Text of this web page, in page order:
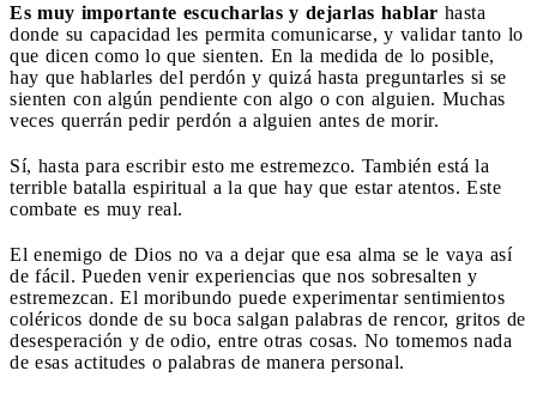
Es muy importante escucharlas y dejarlas hablar hasta
donde su capacidad les permita comunicarse, y validar tanto lo
que dicen como lo que sienten. En la medida de lo posible,
hay que hablarles del perdón y quizá hasta preguntarles si se
sienten con algún pendiente con algo o con alguien. Muchas
veces querrán pedir perdón a alguien antes de morir.
Sí, hasta para escribir esto me estremezco. También está la
terrible batalla espiritual a la que hay que estar atentos. Este
combate es muy real.
El enemigo de Dios no va a dejar que esa alma se le vaya así
de fácil. Pueden venir experiencias que nos sobresalten y
estremezcan. El moribundo puede experimentar sentimientos
coléricos donde de su boca salgan palabras de rencor, gritos de
desesperación y de odio, entre otras cosas. No tomemos nada
de esas actitudes o palabras de manera personal.